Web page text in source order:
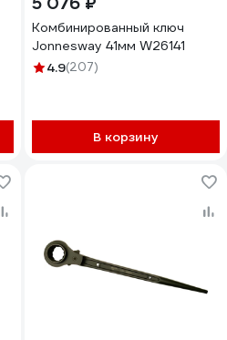
Комбинированный ключ
Jonnesway 41мм W26141
4.9(207)
В корзину